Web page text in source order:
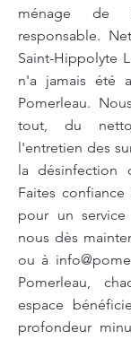
ménage de
responsable.
Saint-Hippolyte
n'a jamais été
Pomerleau.
tout, du
l'entretien des
la désinfection
Faites
pour un service
nous dès
ou à
Pomerleau,
espace
profondeur